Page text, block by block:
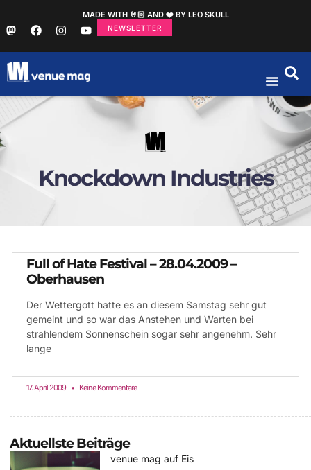
MADE WITH 🤘🏻 AND ❤️ BY LEO SKULL
NEWSLETTER
Knockdown Industries
Full of Hate Festival – 28.04.2009 –
Oberhausen
Der Wettergott hatte es an diesem Samstag sehr gut
gemeint und so war das Anstehen und Warten bei
strahlendem Sonnenschein sogar sehr angenehm. Sehr
lange
17. April 2009 Keine Kommentare
Aktuellste Beiträge
venue mag auf Eis